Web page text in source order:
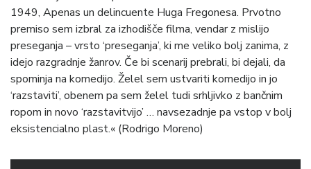
1949, Apenas un delincuente Huga Fregonesa. Prvotno
premiso sem izbral za izhodišče filma, vendar z mislijo
preseganja – vrsto ‘preseganja’, ki me veliko bolj zanima, z
idejo razgradnje žanrov. Če bi scenarij prebrali, bi dejali, da
spominja na komedijo. Želel sem ustvariti komedijo in jo
‘razstaviti’, obenem pa sem želel tudi srhljivko z bančnim
ropom in novo ‘razstavitvijo’ … navsezadnje pa vstop v bolj
eksistencialno plast.« (Rodrigo Moreno)